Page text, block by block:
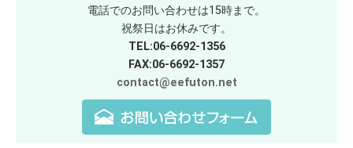
電話でのお問い合わせは15時まで。
祝祭日はお休みです。
TEL:06-6692-1356
FAX:06-6692-1357
contact@eefuton.net